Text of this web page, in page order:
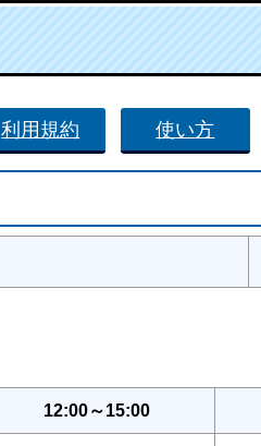
利用規約 使い方
12:00～15:00